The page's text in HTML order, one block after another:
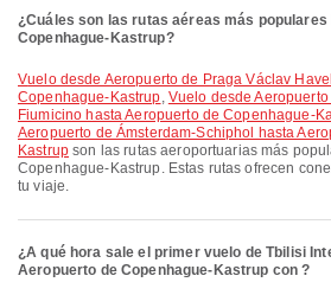
¿Cuáles son las rutas aéreas más
Copenhague-Kastrup?
Vuelo desde Aeropuerto de Praga Václav Havel hasta Aeropuerto de
Copenhague-Kastrup, Vuelo desde
Fiumicino hasta Aeropuerto de Copenhague-
Aeropuerto de Ámsterdam-Schiphol hasta
Kastrupson las rutas aeroportuarias más
Copenhague-Kastrup. Estas rutas ofrecen
tu viaje.
¿A qué hora sale el primer vuelo de Tbilisi
Aeropuerto de Copenhague-Kastrup con ?